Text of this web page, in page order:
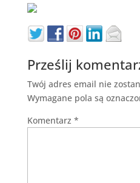
Prześlij
Twój adres email nie
Wymagane pola są
Komentarz *